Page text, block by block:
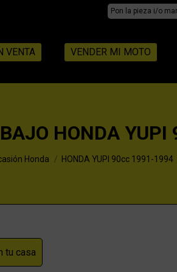
Search:
VENTA VENDER MI MOTO
HONDA YUPI
Honda HONDA YUPI 90cc 1991-1994
tu casa